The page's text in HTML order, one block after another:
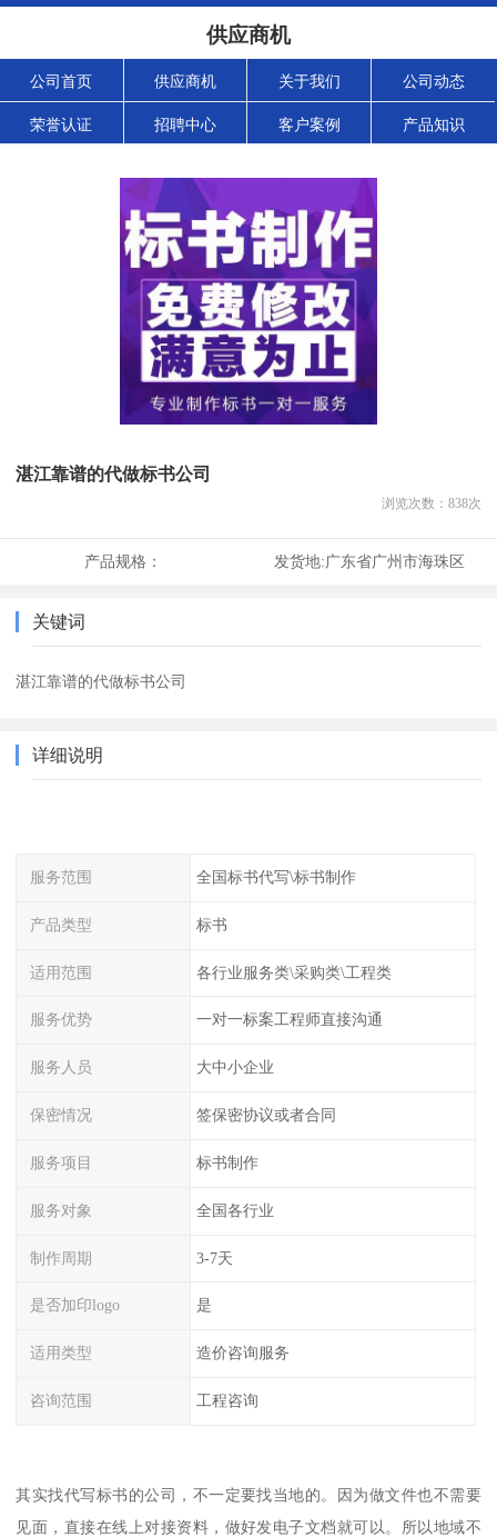
供应商机
公司首页 供应商机 关于我们 公司动态
荣誉认证 招聘中心 客户案例 产品知识
湛江靠谱的代做标书公司
浏览次数： 838次
产品规格： 发货地:广东省广州市海珠区
关键词
湛江靠谱的代做标书公司
详细说明
服务范围 全国标书代写\标书制作
产品类型 标书
适用范围 各行业服务类\采购类\工程类
服务优势 一对一标案工程师直接沟通
服务人员 大中小企业
保密情况 签保密协议或者合同
服务项目 标书制作
服务对象 全国各行业
制作周期 3-7天
是否加印logo 是
适用类型 造价咨询服务
咨询范围 工程咨询
其实找代写标书的公司，不一定要找当地的。因为做文件也不需要
见面，直接在线上对接资料，做好发电子文档就可以。所以地域不